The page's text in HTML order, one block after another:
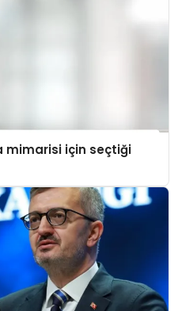
mimarisi için seçtiği